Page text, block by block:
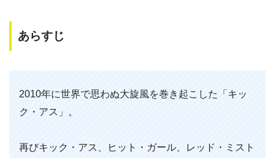
あらすじ
2010年に世界で思わぬ大旋風を巻き起こした「キッ
ク・アス」。
再びキック・アス、ヒット・ガール、レッド・ミスト